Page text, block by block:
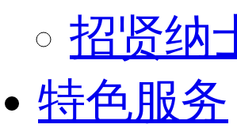
招贤纳
特色服务